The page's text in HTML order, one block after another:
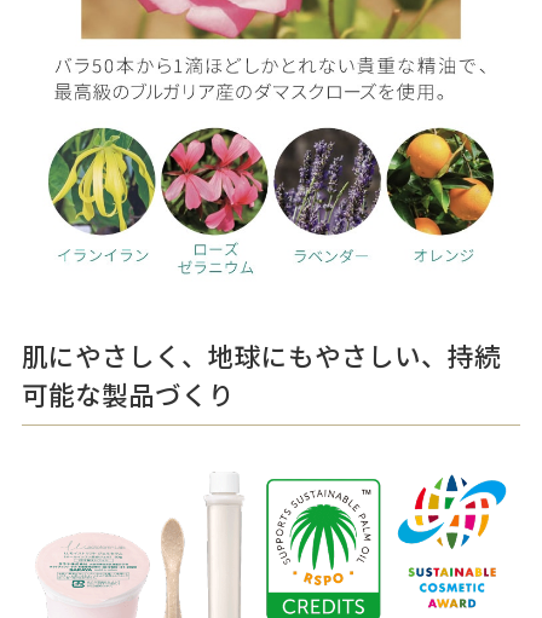
肌にやさしく、地球にもやさしい、持続
可能な製品づくり